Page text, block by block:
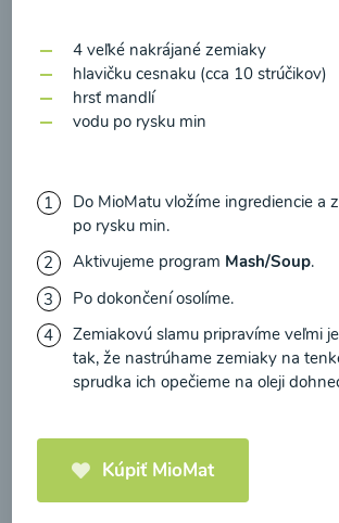
Brokolicové cappuccino
Kaše
4 veľké nakrájané zemiaky
hlavičku cesnaku (cca 10 strúčikov)
hrsť mandlí
vodu po rysku min
Do MioMatu vložíme ingrediencie a
po rysku min.
Aktivujeme program Mash/Soup.
Po dokončení osolíme.
Zemiakovú slamu pripravíme veľmi
tak, že nastrúhame zemiaky na
sprudka ich opečieme na oleji
Kúpiť MioMat
prečítal(a)
informácie o Ochrane
údajova súhlasím s nimi.